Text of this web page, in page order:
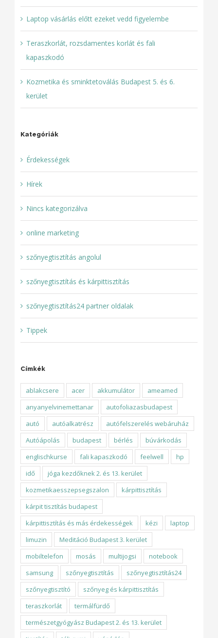
Laptop vásárlás előtt ezeket vedd figyelembe
Teraszkorlát, rozsdamentes korlát és fali
kapaszkodó
Kozmetika és sminktetoválás Budapest 5. és 6.
kerület
Kategóriák
Érdekességek
Hírek
Nincs kategorizálva
online marketing
szőnyegtisztítás angolul
szőnyegtisztítás és kárpittisztítás
szőnyegtisztítás24 partner oldalak
Tippek
Címkék
ablakcsere acer akkumulátor
ameamed
anyanyelvinemettanar
autofoliazasbudapest
autó
autóalkatrész
autófelszerelés webáruház
Autóápolás
budapest bérlés
búvárkodás
englischkurse
fali kapaszkodó feelwell
hp
idő
jóga kezdőknek 2. és 13. kerület
kozmetikaesszepsegszalon
kárpittisztítás
kárpit tisztítás budapest
kárpittisztítás és más érdekességek
kézi
laptop
limuzin
Meditáció Budapest 3. kerület
mobiltelefon
mosás multijogsi
notebook
samsung
szőnyegtisztítás
szőnyegtisztítás24
szőnyegtisztító
szőnyeg és kárpittisztítás
teraszkorlát
termálfürdő
természetgyógyász Budapest 2. és 13. kerület